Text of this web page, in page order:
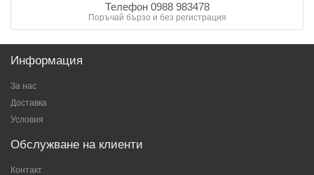
Телефон 0988 983478
Поръчай бързо и без регистрация
Информация
За нас
Доставка
Условия
Обслужване на клиенти
Контакт